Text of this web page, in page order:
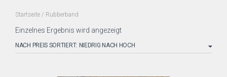
Startseite / Rubberband
Einzelnes Ergebnis wird angezeigt